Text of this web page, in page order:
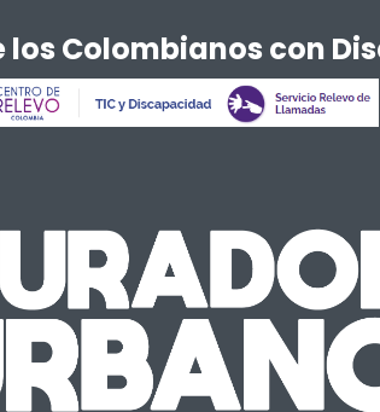
los Colombianos con